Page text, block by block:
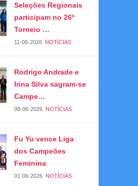
Seleções Regionais
participam no 26º
Torneio …
11-06-2026 NOTÍCIAS
Rodrigo Andrade e
Irina Silva sagram-se
Campe…
08-06-2026 NOTÍCIAS
Fu Yu vence Liga
dos Campeões
Feminina
01-06-2026 NOTÍCIAS